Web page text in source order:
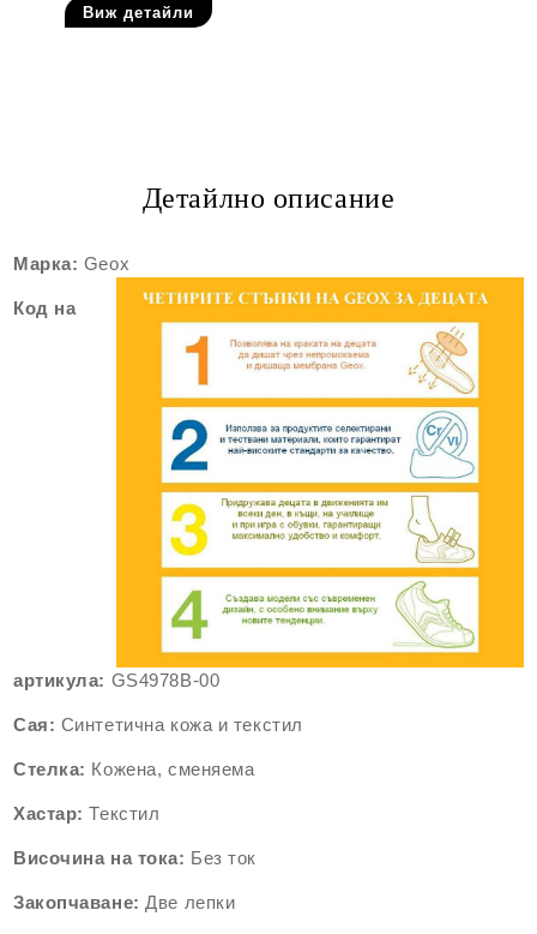
Виж детайли
Детайлно описание
Марка: Geox
Код на
артикула: GS4978B-00
Сая: Синтетична кожа и текстил
Стелка: Кожена, сменяема
Хастар:Текстил
Височина на тока: Без ток
Закопчаване: Две лепки